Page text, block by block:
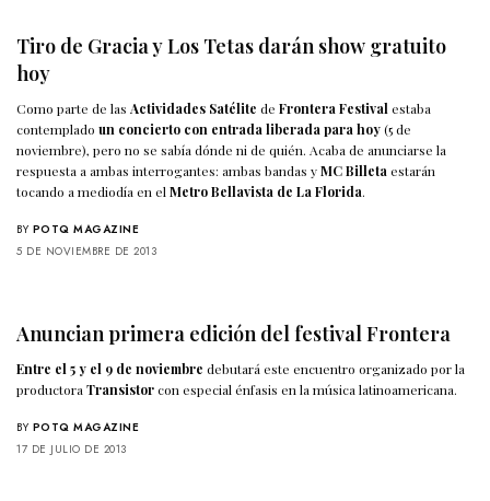
Tiro de Gracia y Los Tetas darán show gratuito
hoy
Como parte de lasActividades Satélite deFrontera Festivalestaba
contempladoun concierto con entrada liberada para hoy(5 de
noviembre), pero no se sabía dónde ni de quién. Acaba de anunciarse la
respuesta a ambas interrogantes: ambas bandas yMC Billetaestarán
tocando a mediodía en elMetro Bellavista de La Florida.
BY POTQ MAGAZINE
5 DE NOVIEMBRE DE 2013
Anuncian primera edición del festival Frontera
Entre el 5 y el 9 de noviembre debutará este encuentro organizado por la
productoraTransistorcon especial énfasis en la música latinoamericana.
BY POTQ MAGAZINE
17 DE JULIO DE 2013